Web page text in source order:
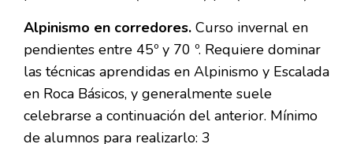
Alpinismo en corredores. Curso invernal en
pendientes entre 45º y 70 º. Requiere dominar
las técnicas aprendidas en Alpinismo y Escalada
en Roca Básicos, y generalmente suele
celebrarse a continuación del anterior. Mínimo
de alumnos para realizarlo: 3